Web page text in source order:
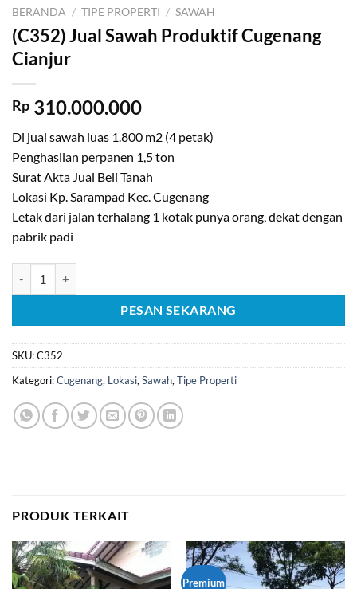
BERANDA / TIPE PROPERTI / SAWAH
(C352) Jual Sawah Produktif Cugenang
Cianjur
Rp 310.000.000
Di jual sawah luas 1.800 m2 (4 petak)
Penghasilan perpanen 1,5 ton
Surat Akta Jual Beli Tanah
Lokasi Kp. Sarampad Kec. Cugenang
Letak dari jalan terhalang 1 kotak punya orang, dekat dengan
pabrik padi
PESAN SEKARANG
SKU:C352
Kategori:Cugenang, Lokasi, Sawah, Tipe Properti
PRODUK TERKAIT
Premium